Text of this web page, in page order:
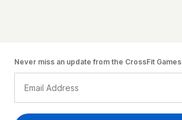
Never miss an update from the CrossFit Games